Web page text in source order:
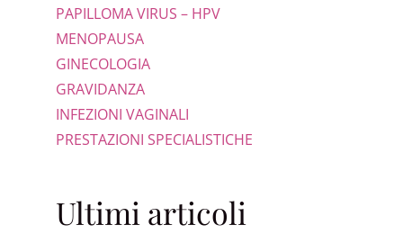
PAPILLOMA VIRUS – HPV
MENOPAUSA
GINECOLOGIA
GRAVIDANZA
INFEZIONI VAGINALI
PRESTAZIONI SPECIALISTICHE
Ultimi articoli